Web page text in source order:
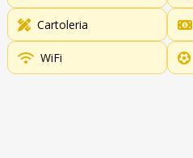
Cartoleria
WiFi